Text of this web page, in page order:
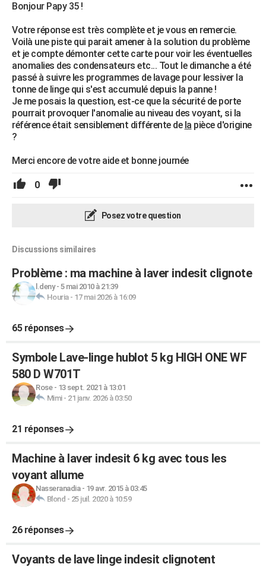
Bonjour Papy 35 !
Votre réponse est très complète et je vous en remercie.
Voilà une piste qui parait amener à la solution du problème
et je compte démonter cette carte pour voir les éventuelles
anomalies des condensateurs etc... Tout le dimanche a été
passé à suivre les programmes de lavage pour lessiver la
tonne de linge qui s'est accumulé depuis la panne !
Je me posais la question, est-ce que la sécurité de porte
pourrait provoquer l'anomalie au niveau des voyant, si la
référence était sensiblement différente de la pièce d'origine
?
Merci encore de votre aide et bonne journée
0
Posez votre question
Discussions similaires
Problème : ma machine à laver indesit clignote
l.deny- 5 mai 2010 à 21:39
Houria- 17 mai 2026 à 16:09
65 réponses
Symbole Lave-linge hublot 5 kg HIGH ONE WF
580 D W701T
Rose- 13 sept. 2021 à 13:01
Mimi- 21 janv. 2026 à 03:50
21 réponses
Machine à laver indesit 6 kg avec tous les
voyant allume
Nasseranadia- 19 avr. 2015 à 03:45
Blond - 25 juil. 2020 à 10:59
26 réponses
Voyants de lave linge indesit clignotent